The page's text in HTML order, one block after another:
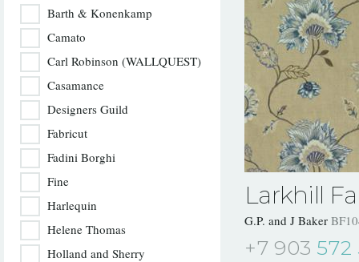
Barth & Konenkamp
Camato
Carl Robinson (WALLQUEST)
Casamance
Designers Guild
Fabricut
Fadini Borghi
Fine
Harlequin
Helene Thomas
Holland and Sherry
Larkhill
G.P. and J Baker
+7 903 572